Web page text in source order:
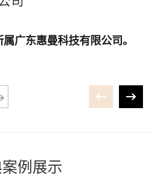
广东惠曼科技有限公司。
例展示